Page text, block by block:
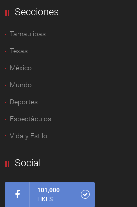
Secciones
Tamaulipas
Texas
México
Mundo
Deportes
Espectàculos
Vida y Estilo
Social
101,000
LIKES